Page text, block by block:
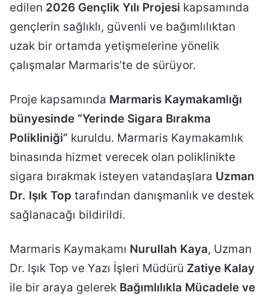
edilen 2026 Gençlik Yılı Projesi kapsamında
gençlerin sağlıklı, güvenli ve bağımlılıktan
uzak bir ortamda yetişmelerine yönelik
çalışmalar Marmaris’te de sürüyor.
Proje kapsamında Marmaris Kaymakamlığı
bünyesinde “Yerinde Sigara Bırakma
Polikliniği” kuruldu. Marmaris Kaymakamlık
binasında hizmet verecek olan poliklinikte
sigara bırakmak isteyen vatandaşlara Uzman
Dr. Işık Top tarafından danışmanlık ve destek
sağlanacağı bildirildi.
Marmaris Kaymakamı Nurullah Kaya, Uzman
Dr. Işık Top ve Yazı İşleri Müdürü Zatiye Kalay
ile bir araya gelerek Bağımlılıkla Mücadele ve